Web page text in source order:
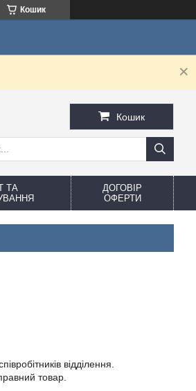
Кошик
Кошик
ТА
ДОГОВІР
ОФЕРТИ
відділення.
товар.